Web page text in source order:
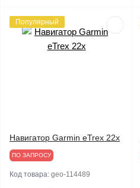
Популярный
Навигатор Garmin eTrex 22x
ПО ЗАПРОСУ
Код товара: geo-114489